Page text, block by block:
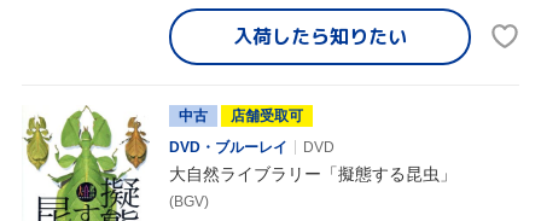
入荷したら知りたい
中古
店舗受取可
DVD・ブルーレイ
DVD
大自然ライブラリー「擬態する昆虫」
(BGV)